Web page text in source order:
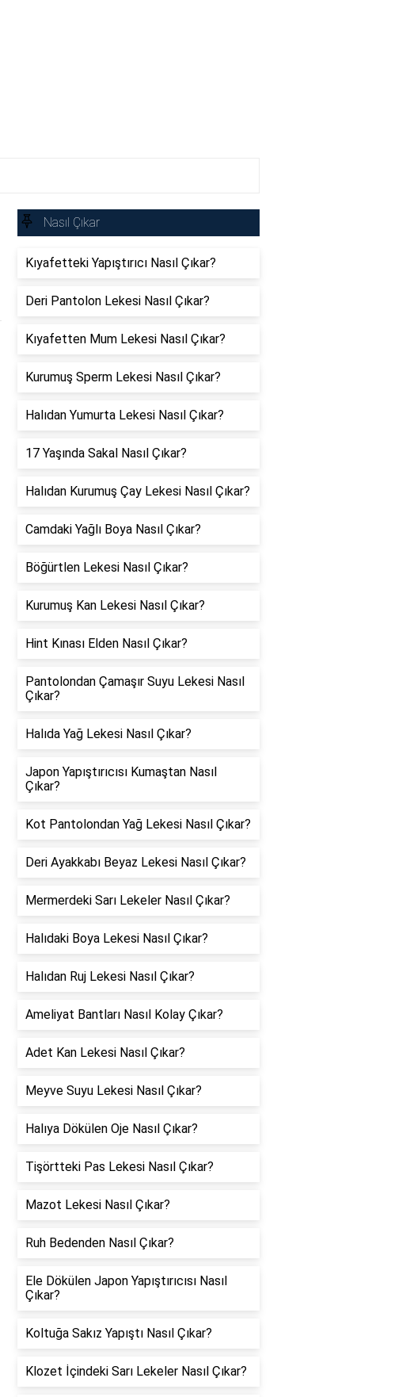
Nasıl Çıkar
Kıyafetteki Yapıştırıcı Nasıl Çıkar?
Deri Pantolon Lekesi Nasıl Çıkar?
Kıyafetten Mum Lekesi Nasıl Çıkar?
Kurumuş Sperm Lekesi Nasıl Çıkar?
Halıdan Yumurta Lekesi Nasıl Çıkar?
17 Yaşında Sakal Nasıl Çıkar?
Halıdan Kurumuş Çay Lekesi Nasıl Çıkar?
Camdaki Yağlı Boya Nasıl Çıkar?
Böğürtlen Lekesi Nasıl Çıkar?
Kurumuş Kan Lekesi Nasıl Çıkar?
Hint Kınası Elden Nasıl Çıkar?
Pantolondan Çamaşır Suyu Lekesi Nasıl
Çıkar?
Halıda Yağ Lekesi Nasıl Çıkar?
Japon Yapıştırıcısı Kumaştan Nasıl
Çıkar?
Kot Pantolondan Yağ Lekesi Nasıl Çıkar?
Deri Ayakkabı Beyaz Lekesi Nasıl Çıkar?
Mermerdeki Sarı Lekeler Nasıl Çıkar?
Halıdaki Boya Lekesi Nasıl Çıkar?
Halıdan Ruj Lekesi Nasıl Çıkar?
Ameliyat Bantları Nasıl Kolay Çıkar?
Adet Kan Lekesi Nasıl Çıkar?
Meyve Suyu Lekesi Nasıl Çıkar?
Halıya Dökülen Oje Nasıl Çıkar?
Tişörtteki Pas Lekesi Nasıl Çıkar?
Mazot Lekesi Nasıl Çıkar?
Ruh Bedenden Nasıl Çıkar?
Ele Dökülen Japon Yapıştırıcısı Nasıl
Çıkar?
Koltuğa Sakız Yapıştı Nasıl Çıkar?
Klozet İçindeki Sarı Lekeler Nasıl Çıkar?